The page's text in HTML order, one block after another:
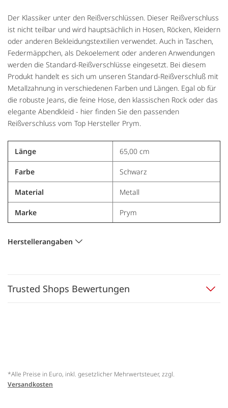
Der Klassiker unter den Reißverschlüssen. Dieser Reißverschluss
ist nicht teilbar und wird hauptsächlich in Hosen, Röcken, Kleidern
oder anderen Bekleidungstextilien verwendet. Auch in Taschen,
Federmäppchen, als Dekoelement oder anderen Anwendungen
werden die Standard-Reißverschlüsse eingesetzt. Bei diesem
Produkt handelt es sich um unseren Standard-Reißverschluß mit
Metallzahnung in verschiedenen Farben und Längen. Egal ob für
die robuste Jeans, die feine Hose, den klassischen Rock oder das
elegante Abendkleid - hier finden Sie den passenden
Reißverschluss vom Top Hersteller Prym.
Länge 65,00 cm
Farbe Schwarz
Material Metall
Marke Prym
Herstellerangaben
Trusted Shops Bewertungen
*Alle Preise in Euro, inkl. gesetzlicher Mehrwertsteuer, zzgl.
Versandkosten